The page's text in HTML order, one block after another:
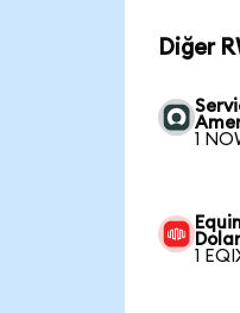
Diğer
1
1